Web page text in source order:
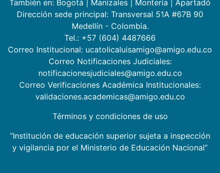
También en: Bogotá Manizales Montería
Apartadó
Dirección sede principal: Transversal 51A #67B 90
Medellín - Colombia.
Tel.: +57 (604) 4487666
Correo Institucional: ucatolicaluisamigo@amigo.edu.co
Correo Notificaciones Judiciales:
notificacionesjudiciales@amigo.edu.co
Correo Verificaciones Académica Institucionales:
validaciones.academicas@amigo.edu.co
Términos y condiciones de uso
“Institución de educación superior sujeta a inspección
y vigilancia por el Ministerio de Educación Nacional”